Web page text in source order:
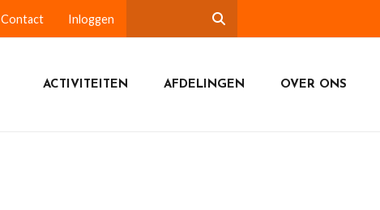
Contact Inloggen
ACTIVITEITEN AFDELINGEN OVER ONS